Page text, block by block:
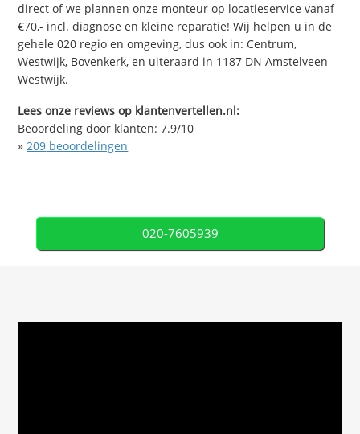
direct of we plannen onze monteur op locatieservice vanaf
€70,- incl. diagnose en kleine reparatie! Wij helpen u in de
gehele 020 regio en omgeving, dus ook in: Centrum,
Westwijk, Bovenkerk, en uiteraard in 1187 DN Amstelveen
Westwijk.
Lees onze reviews op klantenvertellen.nl:
Beoordeling door klanten:7.9/10
»209 beoordelingen
020-7605939